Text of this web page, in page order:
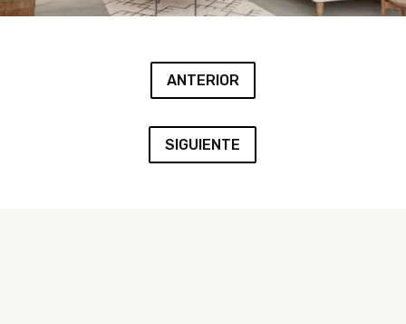
ANTERIOR
SIGUIENTE